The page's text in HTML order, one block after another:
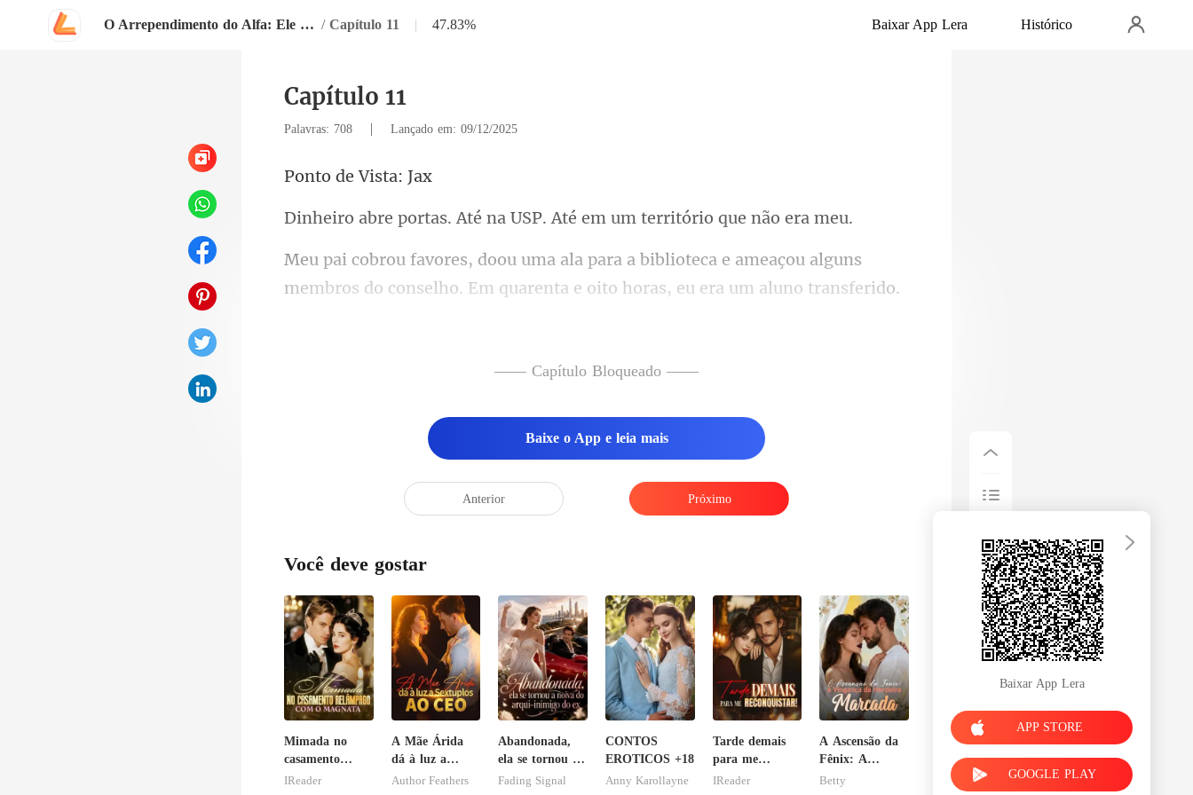
O Arrependimento do Alfa: Ele Perdeu Sua Loba Branca Destinada / Capítulo 11 | 47.83% Baixar App Lera Histórico
Capítulo 11
Palavras: 708 | Lançado em: 09/12/2025
de Vis
té na USP. Até em um te
oteca e ameaçou alguns
membros do conselho. Em qu
—— Capítulo Bloqueado ——
Baixe o App e leia mais
Anterior Próximo
Você deve gostar
Mimada no
casamento
relâmpago com
IReader
A Mãe Árida
dá à luz a
Sextuplos ao
Author Feathers
Abandonada,
ela se tornou a
noiva do arqui-
Fading Signal
CONTOS
EROTICOS +18
Anny Karollayne
Tarde demais
para me
reconquistar!
IReader
A Ascensão da
Fênix: A
Vingança da
Betty
Baixar App Lera
APP STORE
GOOGLE PLAY